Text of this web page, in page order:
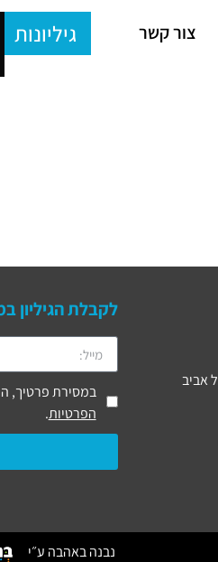
צור קשר גיליונות
לקבלת הגיליון
במסירת פרטיך,
הפרטיות.
נבנה באהבה ע״י